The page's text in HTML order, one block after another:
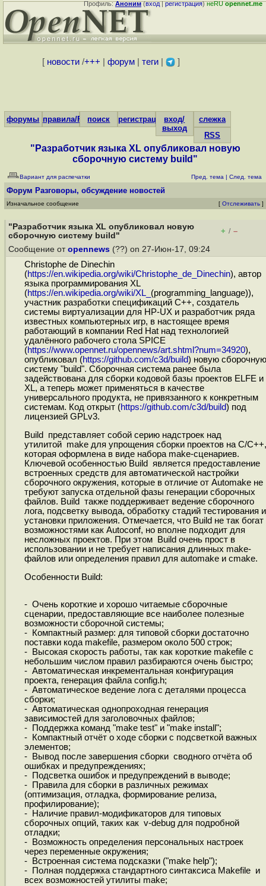
Профиль:Аноним(вход|регистрация)неRUopennet.me
[ новости/+++ форум| теги| ]
форумы правила/FAQпоиск регистрациявход/
выход
слежка
RSS
"Разработчик языка XL опубликовал новую
сборочную систему build"
Вариант для распечатки Пред. тема | След. тема
Форум Разговоры, обсуждение новостей
Изначальное сообщение [ Отслеживать ]
"Разработчик языка XL опубликовал новую
сборочную систему build"
+ / –
Сообщение от opennews (??) on 27-Июн-17, 09:24
Christophe de Dinechin
(https://en.wikipedia.org/wiki/Christophe_de_Dinechin), автор
языка программирования XL
(https://en.wikipedia.org/wiki/XL_ (programming_language)),
участник разработки спецификаций C++, создатель
системы виртуализации для HP-UX и разработчик ряда
известных компьютерных игр, в настоящее время
работающий в компании Red Hat над технологией
удалённого рабочего стола SPICE
(https://www.opennet.ru/opennews/art.shtml?num=34920),
опубликовал (https://github.com/c3d/build) новую сборочную
систему "build". Сборочная система ранее была
задействована для сборки кодовой базы проектов ELFE и
XL, а теперь может применяться в качестве
универсального продукта, не привязанного к конкретным
системам. Код открыт (https://github.com/c3d/build) под
лицензией GPLv3.
Build представляет собой серию надстроек над
утилитой make для упрощения сборки проектов на С/С++,
которая оформлена в виде набора make-сценариев.
Ключевой особенностью Build является предоставление
встроенных средств для автоматической настройки
сборочного окружения, которые в отличие от Automake не
требуют запуска отдельной фазы генерации сборочных
файлов. Build также поддерживает ведение сборочного
лога, подсветку вывода, обработку стадий тестирования и
установки приложения. Отмечается, что Build не так богат
возможностями как Autoconf, но вполне подходит для
несложных проектов. При этом Build очень прост в
использовании и не требует написания длинных make-
файлов или определения правил для automake и cmake.
Особенности Build:
- Очень короткие и хорошо читаемые сборочные
сценарии, предоставляющие все наиболее полезные
возможности сборочной системы;
- Компактный размер: для типовой сборки достаточно
поставки кода makefile, размером около 500 строк;
- Высокая скорость работы, так как короткие makefile с
небольшим числом правил разбираются очень быстро;
- Автоматическая инкрементальная конфигурация
проекта, генерация файла config.h;
- Автоматическое ведение лога с деталями процесса
сборки;
- Автоматическая однопроходная генерация
зависимостей для заголовочных файлов;
- Поддержка команд "make test" и "make install";
- Компактный отчёт о ходе сборки с подсветкой важных
элементов;
- Вывод после завершения сборки сводного отчёта об
ошибках и предупреждениях;
- Подсветка ошибок и предупреждений в выводе;
- Правила для сборки в различных режимах
(оптимизация, отладка, формирование релиза,
профилирование);
- Наличие правил-модификаторов для типовых
сборочных опций, таких как v-debug для подробной
отладки;
- Возможность определения персональных настроек
через переменные окружения;
- Встроенная система подсказки ("make help");
- Полная поддержка стандартного синтаксиса Makefile и
всех возможностей утилиты make;